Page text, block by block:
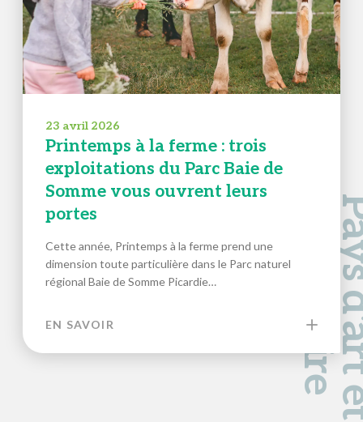
23 avril 2026
Printemps à la ferme : trois
exploitations du Parc Baie de
Somme vous ouvrent leurs
portes
Cette année, Printemps à la ferme prend une
dimension toute particulière dans le Parc naturel
régional Baie de Somme Picardie…
EN SAVOIR a
d
e